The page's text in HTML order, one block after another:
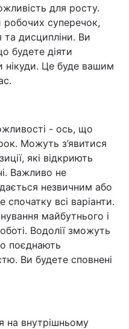
для росту.
робочих суперечок,
та дисципліни. Ви
будете діяти
нікуди. Це буде вашим
- ось, що
Можуть з’явитися
які відкриють
Важливо не
незвичним або
всі варіанти.
майбутнього і
Водолії зможуть
поєднають
Ви будете сповнені
на внутрішньому